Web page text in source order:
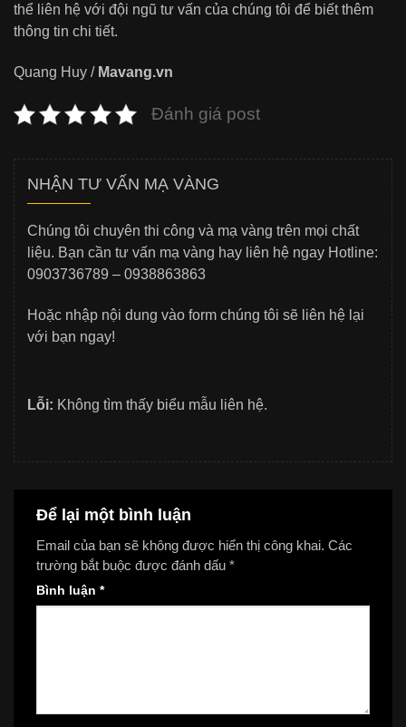
thể liên hệ với đội ngũ tư vấn của chúng tôi để biết thêm
thông tin chi tiết.
Quang Huy / Mavang.vn
Đánh giá post
NHẬN TƯ VẤN MẠ VÀNG
Chúng tôi chuyên thi công và mạ vàng trên mọi chất
liệu. Bạn cần tư vấn mạ vàng hay liên hệ ngay Hotline:
0903736789 – 0938863863
Hoặc nhập nội dung vào form chúng tôi sẽ liên hệ lại
với bạn ngay!
Lỗi: Không tìm thấy biểu mẫu liên hệ.
Để lại một bình luận
Email của bạn sẽ không được hiển thị công khai. Các
trường bắt buộc được đánh dấu *
Bình luận *